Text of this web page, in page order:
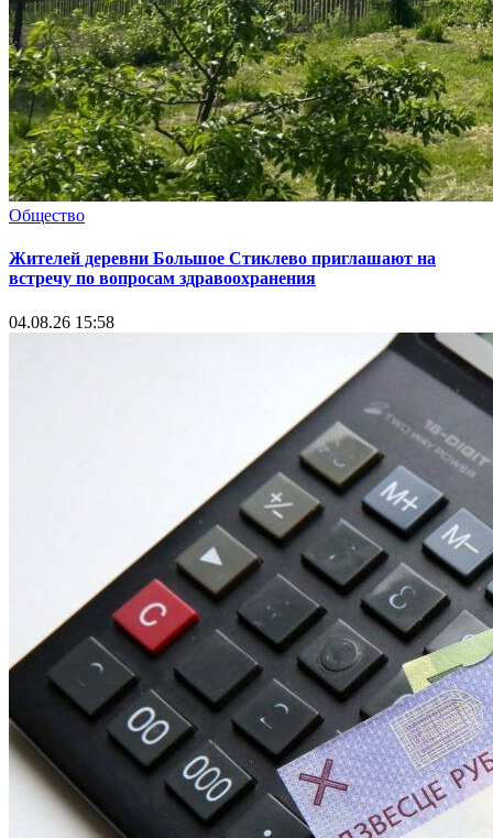
Общество
Жителей деревни Большое Стиклево приглашают на
встречу по вопросам здравоохранения
04.08.26 15:58